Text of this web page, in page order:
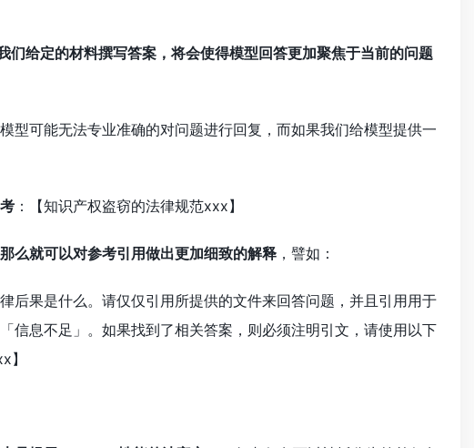
给定的材料撰写答案，将会使得模型回答更加聚焦于当前的问题
型可能无法专业准确的对问题进行回复，而如果我们给模型提供一
：【知识产权盗窃的法律规范xxx】
么就可以对参考引用做出更加细致的解释 ，譬如：
后果是什么。请仅仅引用所提供的文件来回答问题，并且引用用于
信息不足」。如果找到了相关答案，则必须注明引文，请使用以下
】